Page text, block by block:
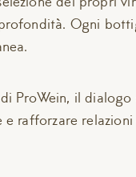
dei propri
Ogni
ProWein, il
rafforzare